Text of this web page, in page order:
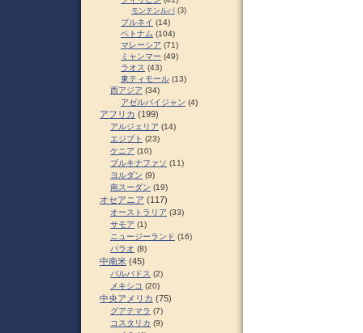
モンテンルパ (3)
ブルネイ (14)
ベトナム (104)
マレーシア (71)
ミャンマー (49)
ラオス (43)
東ティモール (13)
西アジア (34)
アゼルバイジャン (4)
アフリカ (199)
アルジェリア (14)
エジプト (23)
ケニア (10)
ブルキナファソ (11)
ヨルダン (9)
南スーダン (19)
オセアニア (117)
オーストラリア (33)
サモア (1)
ニュージーランド (16)
パラオ (8)
中南米 (45)
バルバドス (2)
メキシコ (20)
中央アメリカ (75)
グアテマラ (7)
コスタリカ (9)